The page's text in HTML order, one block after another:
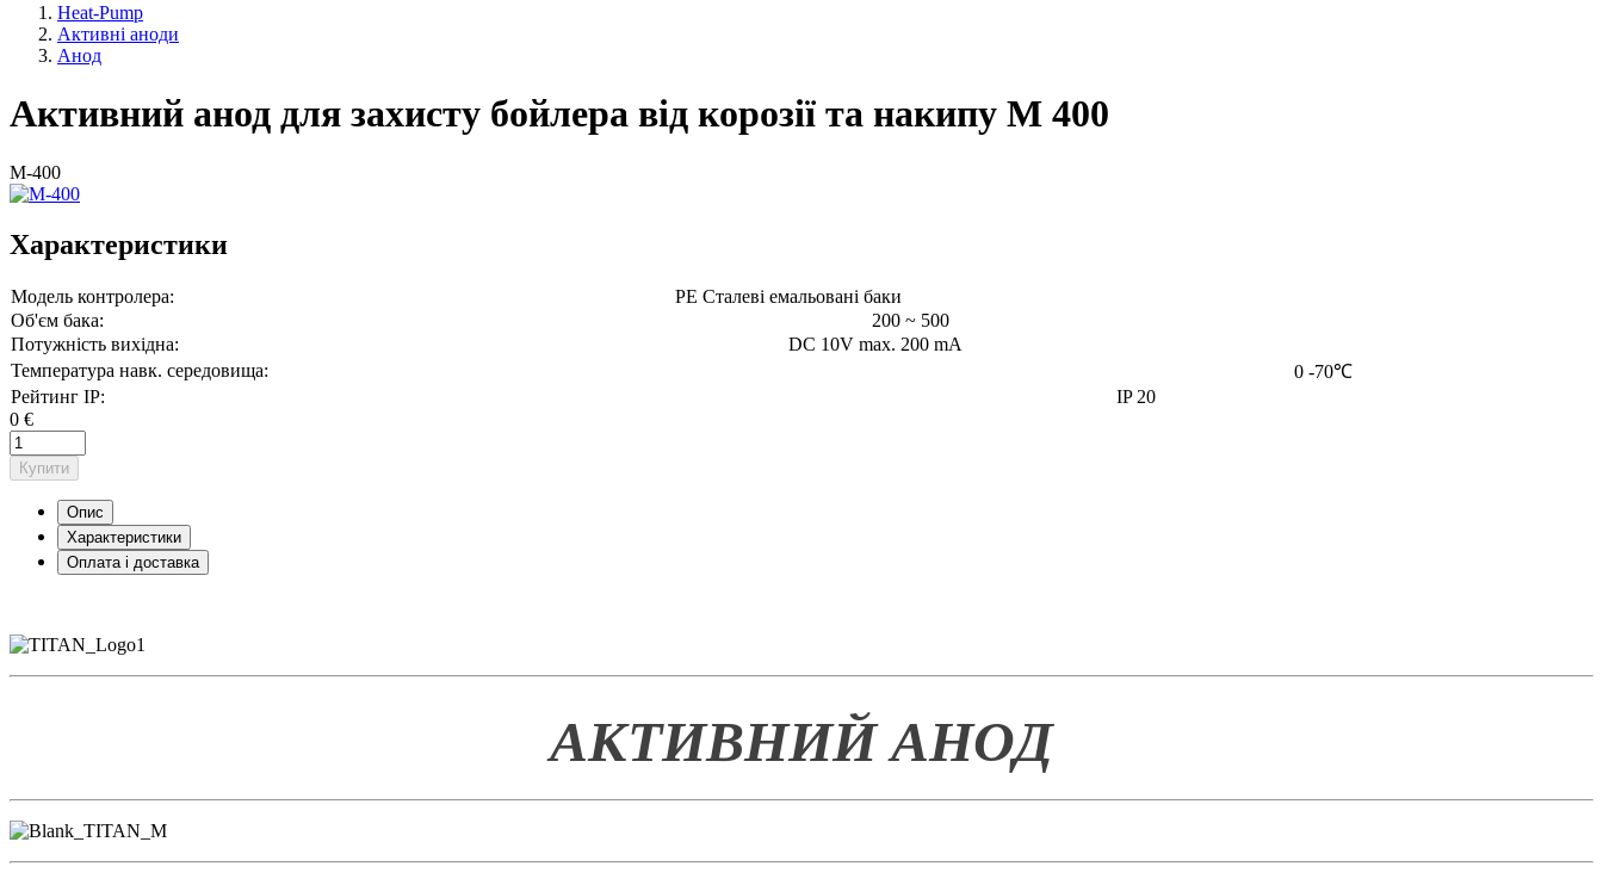
Heat-Pump
Активні аноди
Анод
Активний анод для захисту бойлера від корозії та накипу M 400
M-400
Характеристики
Модель контролера:
PE Сталеві емальовані баки
Об'єм бака:
200 ~ 500
Потужність вихідна:
DC 10V max. 200 mA
Температура навк. середовища:
0 -70℃
Рейтинг IP:
IP 20
0 €
Купити
Опис
Характеристики
Оплата і доставка
АКТИВНИЙ АНОД